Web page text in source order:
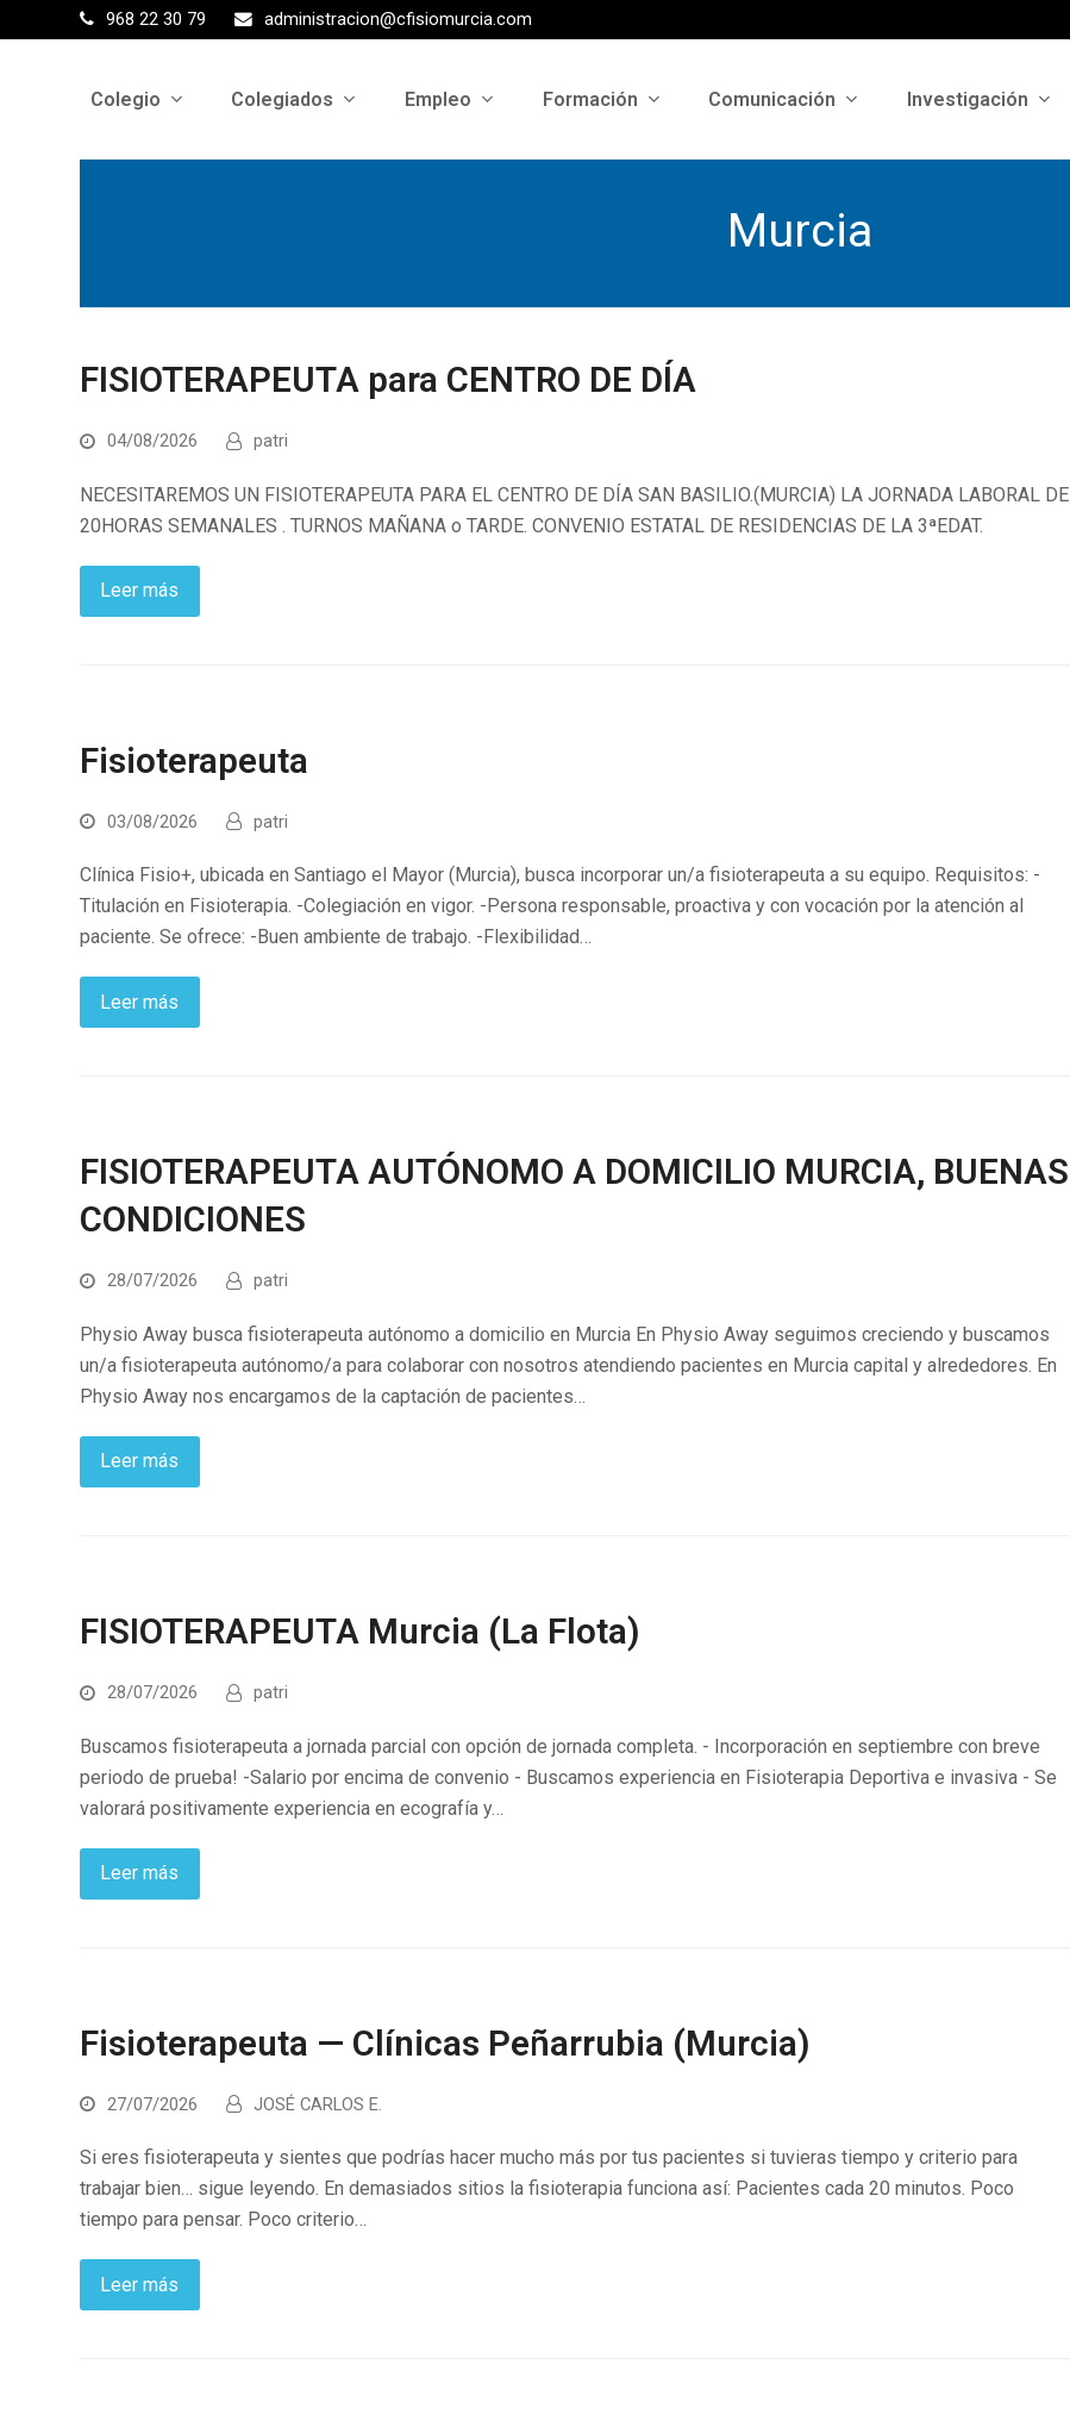
968 22 30 79 administracion@cfisiomurcia.com
Colegio Colegiados Empleo Formación Comunicación Investigación
Murcia
FISIOTERAPEUTA para CENTRO DE DÍA
04/08/2026 patri
NECESITAREMOS UN FISIOTERAPEUTA PARA EL CENTRO DE DÍA SAN BASILIO.(MURCIA) LA JORNADA LABORAL DE
20HORAS SEMANALES . TURNOS MAÑANA o TARDE. CONVENIO ESTATAL DE RESIDENCIAS DE LA 3ªEDAT.
Leer más
Fisioterapeuta
03/08/2026 patri
Clínica Fisio+, ubicada en Santiago el Mayor (Murcia), busca incorporar un/a fisioterapeuta a su equipo. Requisitos: -
Titulación en Fisioterapia. -Colegiación en vigor. -Persona responsable, proactiva y con vocación por la atención al
paciente. Se ofrece: -Buen ambiente de trabajo. -Flexibilidad…
Leer más
FISIOTERAPEUTA AUTÓNOMO A DOMICILIO MURCIA, BUENAS
CONDICIONES
28/07/2026 patri
Physio Away busca fisioterapeuta autónomo a domicilio en Murcia En Physio Away seguimos creciendo y buscamos
un/a fisioterapeuta autónomo/a para colaborar con nosotros atendiendo pacientes en Murcia capital y alrededores. En
Physio Away nos encargamos de la captación de pacientes…
Leer más
FISIOTERAPEUTA Murcia (La Flota)
28/07/2026 patri
Buscamos fisioterapeuta a jornada parcial con opción de jornada completa. - Incorporación en septiembre con breve
periodo de prueba! -Salario por encima de convenio - Buscamos experiencia en Fisioterapia Deportiva e invasiva - Se
valorará positivamente experiencia en ecografía y…
Leer más
Fisioterapeuta — Clínicas Peñarrubia (Murcia)
27/07/2026 JOSÉ CARLOS E.
Si eres fisioterapeuta y sientes que podrías hacer mucho más por tus pacientes si tuvieras tiempo y criterio para
trabajar bien… sigue leyendo. En demasiados sitios la fisioterapia funciona así: Pacientes cada 20 minutos. Poco
tiempo para pensar. Poco criterio…
Leer más